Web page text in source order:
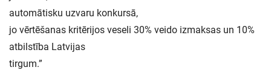
automātisku uzvaru konkursā,
jo vērtēšanas kritērijos veseli 30% veido izmaksas un 10%
atbilstība Latvijas
tirgum.”